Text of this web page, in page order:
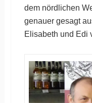
dem nördlichen
genauer gesagt
Elisabeth und Edi